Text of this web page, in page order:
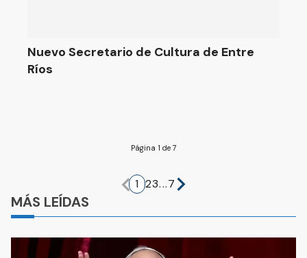
Nuevo Secretario de Cultura de Entre
Ríos
Página 1 de 7
1 23...7
MÁS LEÍDAS